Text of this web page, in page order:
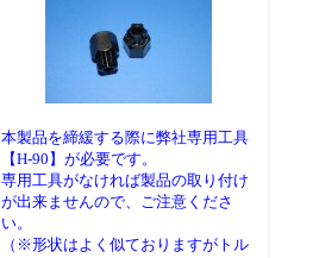
本製品を締緩する際に弊社専用工具
【H-90】が必要です。
専用工具がなければ製品の取り付け
が出来ませんので、ご注意くださ
い。
（※形状はよく似ておりますがトル